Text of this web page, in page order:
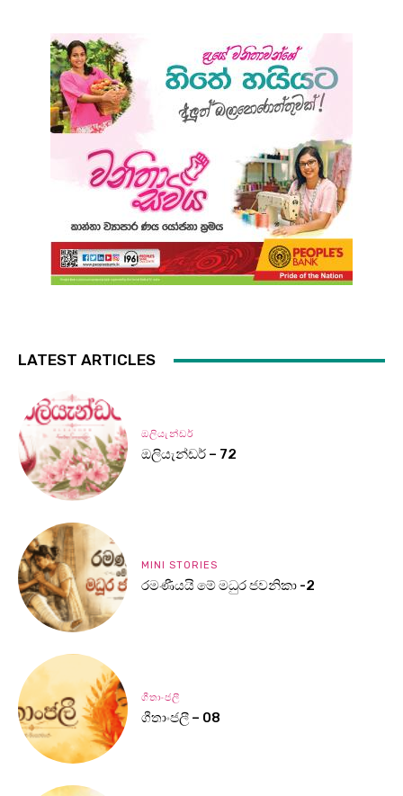
LATEST ARTICLES
ඔලියැන්ඩර්
ඔලියැන්ඩර් – 72
MINI STORIES
රමණීයයි මේ මධුර ජවනිකා -2
ගීතාංජලී
ගීතාංජලී – 08